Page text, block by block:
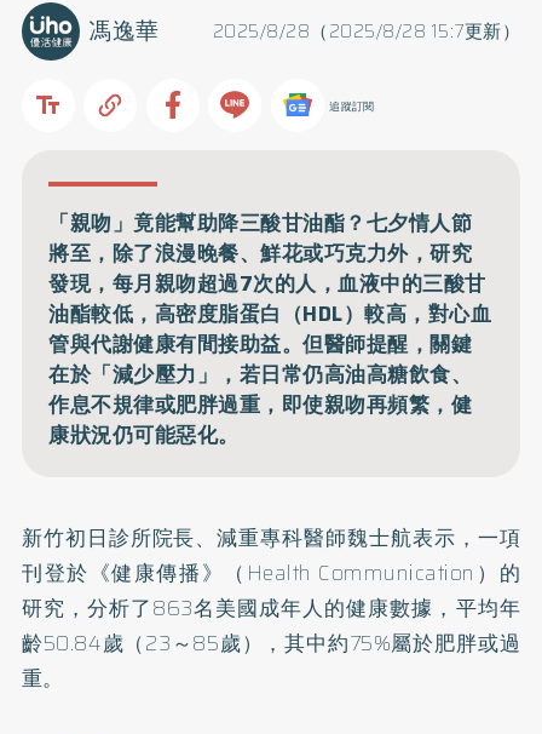
2025/8/28（2025/8/28 15:7更新）
馮逸華
追蹤訂閱
「親吻」竟能幫助降三酸甘油酯？七夕情人節
將至，除了浪漫晚餐、鮮花或巧克力外，研究
發現，每月親吻超過7次的人，血液中的三酸甘
油酯較低，高密度脂蛋白（HDL）較高，對心血
管與代謝健康有間接助益。但醫師提醒，關鍵
在於「減少壓力」，若日常仍高油高糖飲食、
作息不規律或肥胖過重，即使親吻再頻繁，健
康狀況仍可能惡化。
新竹初日診所院長、減重專科醫師魏士航表示，一項
刊登於《健康傳播》（Health Communication）的
研究 ，分析了863名美國成年人的健康數據，平均年
齡50.84歲（23～85歲），其中約75%屬於肥胖或過
重。